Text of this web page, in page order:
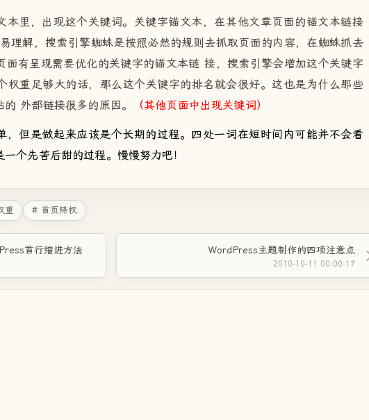
本里，出现这个关键词。关键字锚文本，在其他文章页面的锚文本链接
理解，搜索引擎蜘蛛是按照必然的规则去抓取页面的内容，在蜘蛛抓去
面有呈现需要优化的关键字的锚文本链 接，搜索引擎会增加这个关键字
权重足够大的话，那么这个关键字的排名就会很好。这也是为什么那些
外部链接很多的原因。
（其他页面中出现关键词）
，但是做起来应该是个长期的过程。四处一词在短时间内可能并不会看
个先苦后甜的过程。慢慢努力吧！
重 # 首页降权
首行缩进方法 WordPress主题制作的四项注意点
2010-10-11 00:00:17